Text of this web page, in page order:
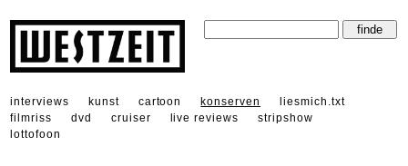
interviews kunst cartoon konserven
liesmich.txt
filmriss
dvd cruiser live reviews
stripshow
lottofoon